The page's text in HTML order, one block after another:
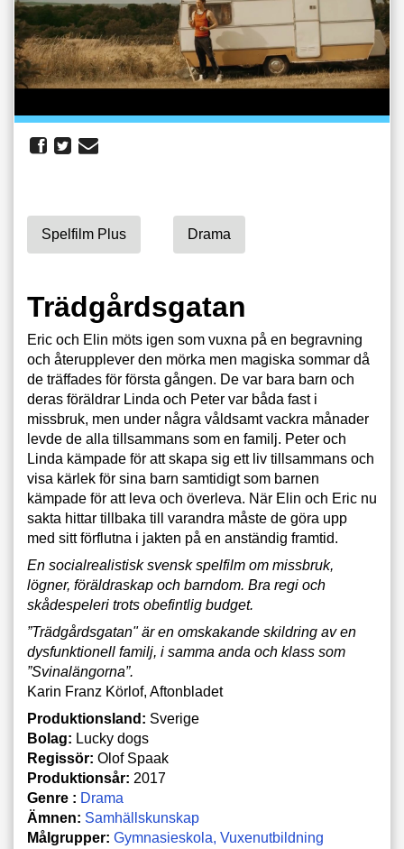
Spelfilm Plus Drama
Trädgårdsgatan
Eric och Elin möts igen som vuxna på en begravning
och återupplever den mörka men magiska sommar då
de träffades för första gången. De var bara barn och
deras föräldrar Linda och Peter var båda fast i
missbruk, men under några våldsamt vackra månader
levde de alla tillsammans som en familj. Peter och
Linda kämpade för att skapa sig ett liv tillsammans och
visa kärlek för sina barn samtidigt som barnen
kämpade för att leva och överleva. När Elin och Eric nu
sakta hittar tillbaka till varandra måste de göra upp
med sitt förflutna i jakten på en anständig framtid.
En socialrealistisk svensk spelfilm om missbruk,
lögner, föräldraskap och barndom. Bra regi och
skådespeleri trots obefintlig budget.
”Trädgårdsgatan" är en omskakande skildring av en
dysfunktionell familj, i samma anda och klass som
”Svinalängorna”.
Karin Franz Körlof, Aftonbladet
Produktionsland: Sverige
Bolag: Lucky dogs
Regissör: Olof Spaak
Produktionsår: 2017
Genre : Drama
Ämnen: Samhällskunskap
Målgrupper: Gymnasieskola Vuxenutbildning